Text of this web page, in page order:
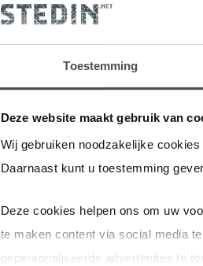
Toestemming
Deze website maakt gebruik van
Wij gebruiken noodzakelijke
Daarnaast kunt u toestemming
Deze cookies helpen ons om uw
te maken content via social media
gepersonaliseerde advertenties te
De
Wie uw
het net
Heeft